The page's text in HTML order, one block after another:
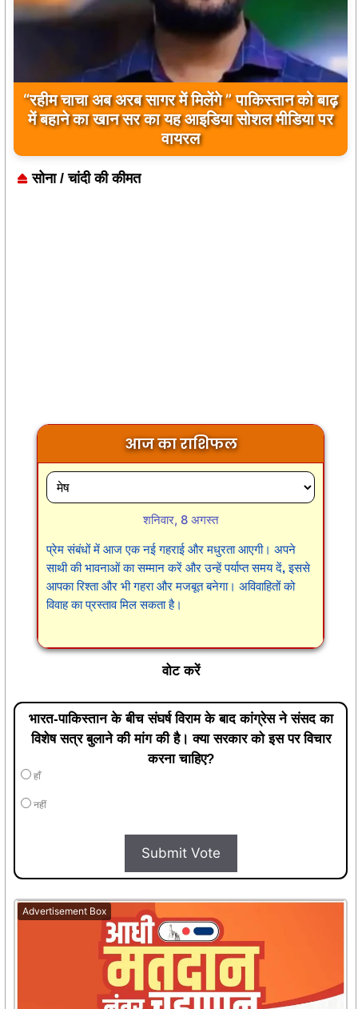
बिलावल भुट्टो द्वारा सिंधु नदी और भारत को लेकर दिए गए
बयान पर भारत के केंद्रीय मंत्रियों की कड़ी प्रतिक्रिया
सोना / चांदी की कीमत
आज का राशिफल
शनिवार, 8 अगस्त
प्रेम संबंधों में आज एक नई गहराई और मधुरता आएगी। अपने
साथी की भावनाओं का सम्मान करें और उन्हें पर्याप्त समय दें, इससे
आपका रिश्ता और भी गहरा और मजबूत बनेगा। अविवाहितों को
विवाह का प्रस्ताव मिल सकता है।
वोट करें
भारत-पाकिस्तान के बीच संघर्ष विराम के बाद कांग्रेस ने संसद का
विशेष सत्र बुलाने की मांग की है। क्या सरकार को इस पर विचार
करना चाहिए?
हाँ
नहीं
Submit Vote
Advertisement Box